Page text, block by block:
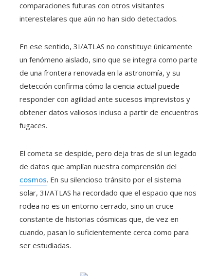
comparaciones futuras con otros visitantes
interestelares que aún no han sido detectados.
En ese sentido, 3I/ATLAS no constituye únicamente
un fenómeno aislado, sino que se integra como parte
de una frontera renovada en la astronomía, y su
detección confirma cómo la ciencia actual puede
responder con agilidad ante sucesos imprevistos y
obtener datos valiosos incluso a partir de encuentros
fugaces.
El cometa se despide, pero deja tras de sí un legado
de datos que amplían nuestra comprensión del
cosmos. En su silencioso tránsito por el sistema
solar, 3I/ATLAS ha recordado que el espacio que nos
rodea no es un entorno cerrado, sino un cruce
constante de historias cósmicas que, de vez en
cuando, pasan lo suficientemente cerca como para
ser estudiadas.